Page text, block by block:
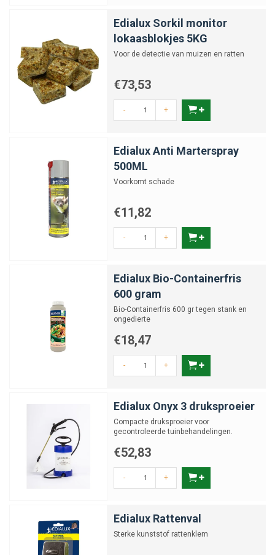
Edialux Sorkil monitor
lokaasblokjes 5KG
Voor de detectie van muizen en ratten
€73,53
- +
Edialux Anti Marterspray
500ML
Voorkomt schade
€11,82
- +
Edialux Bio-Containerfris
600 gram
Bio-Containerfris 600 gr tegen stank en
ongedierte
€18,47
- +
Edialux Onyx 3 druksproeier
Compacte druksproeier voor
gecontroleerde tuinbehandelingen.
€52,83
- +
Edialux Rattenval
Sterke kunststof rattenklem